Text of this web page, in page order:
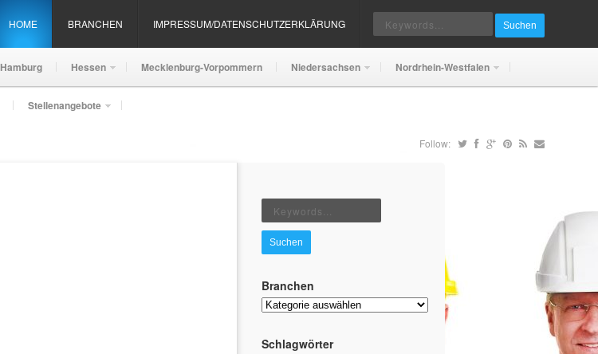
HOME BRANCHEN IMPRESSUM/DATENSCHUTZERKLÄRUNG Suchen
Hamburg Hessen Mecklenburg-Vorpommern Niedersachsen Nordrhein-Westfalen
Stellenangebote
Follow:
Suchen
Branchen
Branchen
Schlagwörter